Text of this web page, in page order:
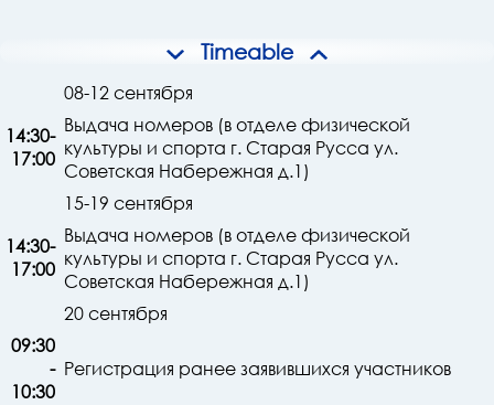
Timeable
08-12 сентября
14:30-
17:00
Выдача номеров (в отделе физической
культуры и спорта г. Старая Русса ул.
Советская Набережная д.1)
15-19 сентября
14:30-
17:00
Выдача номеров (в отделе физической
культуры и спорта г. Старая Русса ул.
Советская Набережная д.1)
20 сентября
09:30
-
10:30
Регистрация ранее заявившихся участников